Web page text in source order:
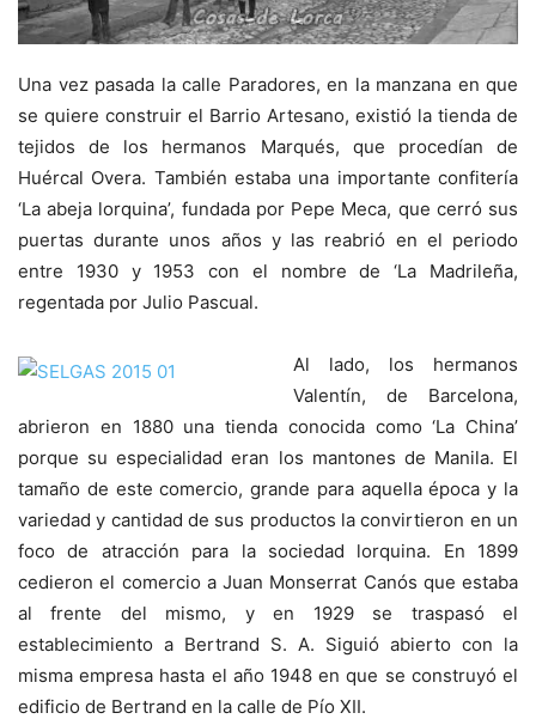
Una vez pasada la calle Paradores, en la manzana en que
se quiere construir el Barrio Artesano, existió la tienda de
tejidos de los hermanos Marqués, que procedían de
Huércal Overa. También estaba una importante confitería
‘La abeja lorquina’, fundada por Pepe Meca, que cerró sus
puertas durante unos años y las reabrió en el periodo
entre 1930 y 1953 con el nombre de ‘La Madrileña,
regentada por Julio Pascual.
Al lado, los hermanos
Valentín, de Barcelona,
abrieron en 1880 una tienda conocida como ‘La China’
porque su especialidad eran los mantones de Manila. El
tamaño de este comercio, grande para aquella época y la
variedad y cantidad de sus productos la convirtieron en un
foco de atracción para la sociedad lorquina. En 1899
cedieron el comercio a Juan Monserrat Canós que estaba
al frente del mismo, y en 1929 se traspasó el
establecimiento a Bertrand S. A. Siguió abierto con la
misma empresa hasta el año 1948 en que se construyó el
edificio de Bertrand en la calle de Pío XII.